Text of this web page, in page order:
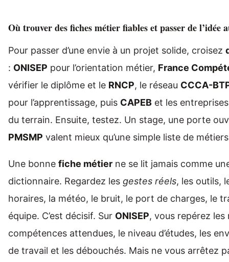
Où trouver des fiches métier fiables et passer de l’idée
Pour passer d’une envie à un projet solide, croisez
: ONISEP pour l’orientation métier, France
vérifier le diplôme et le RNCP, le réseau CCCA-
pour l’apprentissage, puis CAPEB et les
du terrain. Ensuite, testez. Un stage, une porte
PMSMP valent mieux qu’une simple liste de
Une bonne fiche métier ne se lit jamais comme
dictionnaire. Regardez les gestes réels, les outils,
horaires, la météo, le bruit, le port de charges, le
équipe. C’est décisif. Sur ONISEP, vous repérez les
compétences attendues, le niveau d’études, les
de travail et les débouchés. Mais ne vous arrêtez